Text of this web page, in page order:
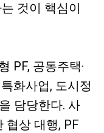
것이 핵심이
PF, 공동주택·
화사업, 도시정
담당한다. 사
협상 대행, PF